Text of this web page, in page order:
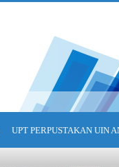
UPT PERPUSTAKAN UIN